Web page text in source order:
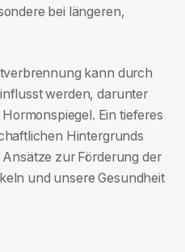
bei längeren,
kann durch
werden, darunter
Ein tieferes
Hintergrunds
zur Förderung der
und unsere Gesundheit